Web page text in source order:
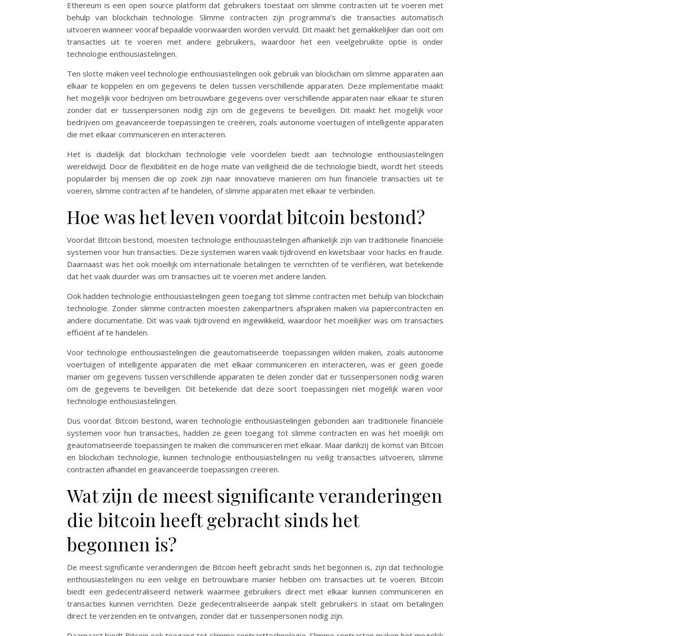
Ethereum is een open source platform dat gebruikers toestaat om slimme contracten uit te voeren met
behulp van blockchain technologie. Slimme contracten zijn programma’s die transacties automatisch
uitvoeren wanneer vooraf bepaalde voorwaarden worden vervuld. Dit maakt het gemakkelijker dan ooit om
transacties uit te voeren met andere gebruikers, waardoor het een veelgebruikte optie is onder
technologie enthousiastelingen.
Ten slotte maken veel technologie enthousiastelingen ook gebruik van blockchain om slimme apparaten aan
elkaar te koppelen en om gegevens te delen tussen verschillende apparaten. Deze implementatie maakt
het mogelijk voor bedrijven om betrouwbare gegevens over verschillende apparaten naar elkaar te sturen
zonder dat er tussenpersonen nodig zijn om de gegevens te beveiligen. Dit maakt het mogelijk voor
bedrijven om geavanceerde toepassingen te creëren, zoals autonome voertuigen of intelligente apparaten
die met elkaar communiceren en interacteren.
Het is duidelijk dat blockchain technologie vele voordelen biedt aan technologie enthousiastelingen
wereldwijd. Door de flexibiliteit en de hoge mate van veiligheid die de technologie biedt, wordt het steeds
populairder bij mensen die op zoek zijn naar innovatieve manieren om hun financiële transacties uit te
voeren, slimme contracten af te handelen, of slimme apparaten met elkaar te verbinden.
Hoe was het leven voordat bitcoin bestond?
Voordat Bitcoin bestond, moesten technologie enthousiastelingen afhankelijk zijn van traditionele financiële
systemen voor hun transacties. Deze systemen waren vaak tijdrovend en kwetsbaar voor hacks en fraude.
Daarnaast was het ook moeilijk om internationale betalingen te verrichten of te verifiëren, wat betekende
dat het vaak duurder was om transacties uit te voeren met andere landen.
Ook hadden technologie enthousiastelingen geen toegang tot slimme contracten met behulp van blockchain
technologie. Zonder slimme contracten moesten zakenpartners afspraken maken via papiercontracten en
andere documentatie. Dit was vaak tijdrovend en ingewikkeld, waardoor het moeilijker was om transacties
efficiënt af te handelen.
Voor technologie enthousiastelingen die geautomatiseerde toepassingen wilden maken, zoals autonome
voertuigen of intelligente apparaten die met elkaar communiceren en interacteren, was er geen goede
manier om gegevens tussen verschillende apparaten te delen zonder dat er tussenpersonen nodig waren
om de gegevens te beveiligen. Dit betekende dat deze soort toepassingen niet mogelijk waren voor
technologie enthousiastelingen.
Dus voordat Bitcoin bestond, waren technologie enthousiastelingen gebonden aan traditionele financiële
systemen voor hun transacties, hadden ze geen toegang tot slimme contracten en was het moeilijk om
geautomatiseerde toepassingen te maken die communiceren met elkaar. Maar dankzij de komst van Bitcoin
en blockchain technologie, kunnen technologie enthousiastelingen nu veilig transacties uitvoeren, slimme
contracten afhandel en geavanceerde toepassingen creëren.
Wat zijn de meest significante veranderingen
die bitcoin heeft gebracht sinds het
begonnen is?
De meest significante veranderingen die Bitcoin heeft gebracht sinds het begonnen is, zijn dat technologie
enthousiastelingen nu een veilige en betrouwbare manier hebben om transacties uit te voeren. Bitcoin
biedt een gedecentraliseerd netwerk waarmee gebruikers direct met elkaar kunnen communiceren en
transacties kunnen verrichten. Deze gedecentraliseerde aanpak stelt gebruikers in staat om betalingen
direct te verzenden en te ontvangen, zonder dat er tussenpersonen nodig zijn.